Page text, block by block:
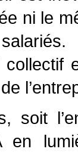
ni le
collectif
soit
en